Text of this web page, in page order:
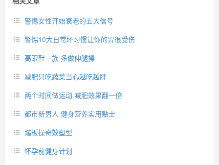
警惕女性开始衰老的五大信号
警惕10大日常坏习惯让你的胃很受伤
高跟鞋一族 多做伸腿操
减肥只吃蔬菜当心越吃越胖
两个时间做运动 减肥效果翻一倍
都市新男人 健身营养实用贴士
踏板操奇效塑型
怀孕前健身计划